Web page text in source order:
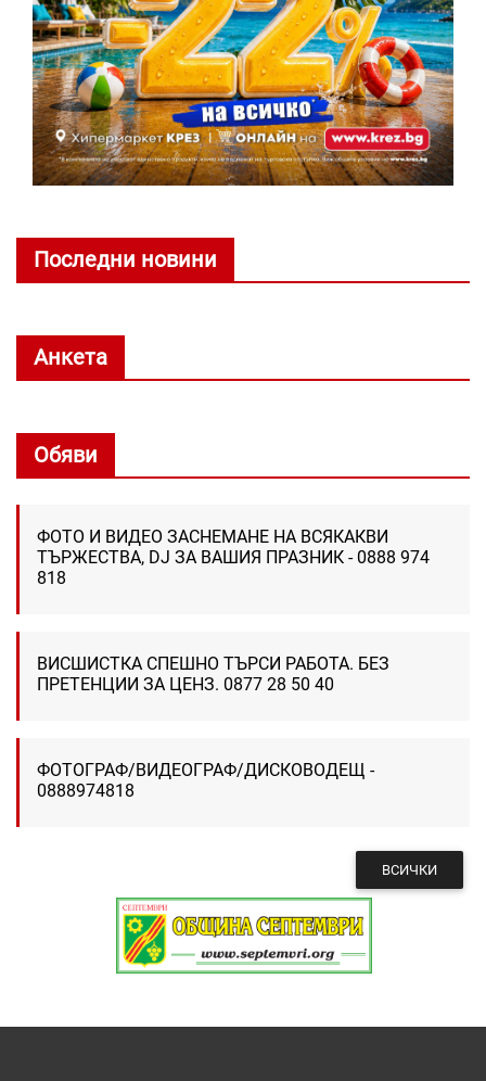
Последни новини
Анкета
Обяви
ФОТО И ВИДЕО ЗАСНЕМАНЕ НА ВСЯКАКВИ
ТЪРЖЕСТВА, DJ ЗА ВАШИЯ ПРАЗНИК - 0888 974
818
ВИСШИСТКА СПЕШНО ТЪРСИ РАБОТА. БЕЗ
ПРЕТЕНЦИИ ЗА ЦЕНЗ. 0877 28 50 40
ФОТОГРАФ/ВИДЕОГРАФ/ДИСКОВОДЕЩ -
0888974818
ВСИЧКИ